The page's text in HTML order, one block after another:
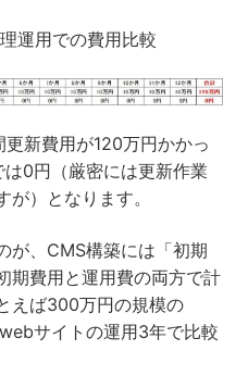
運用での費用比較
新費用が120万円かかっ
0円（厳密には更新作業
）となります。
が、CMS構築には「初期
期費用と運用費の両方で計
えば300万円の規模の
サイトの運用3年で比較